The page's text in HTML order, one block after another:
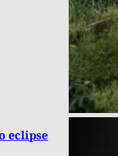
eclipse